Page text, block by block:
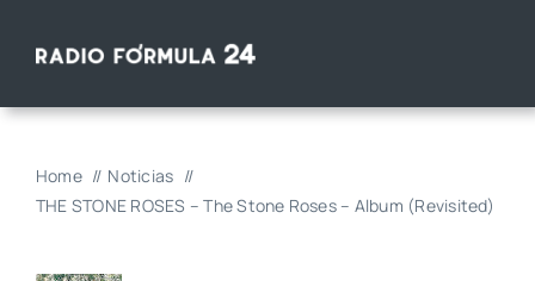
Home
Noticias
THE STONE ROSES – The Stone Roses – Album (Revisited)